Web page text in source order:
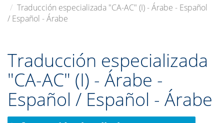
Traducción especializada "CA-AC" (I) - Árabe - Español
/ Español - Árabe
Traducción especializada
"CA-AC" (I) - Árabe -
Español / Español - Árabe